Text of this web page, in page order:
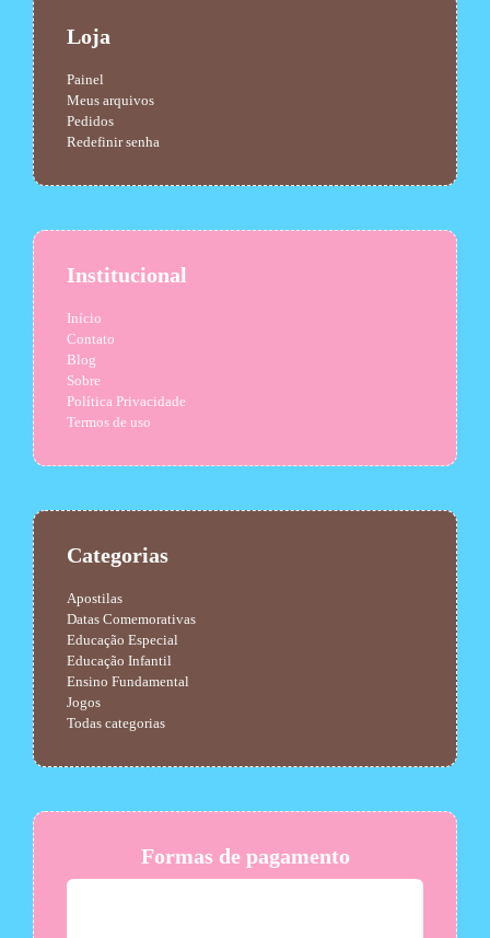
Loja
Painel
Meus arquivos
Pedidos
Redefinir senha
Institucional
Início
Contato
Blog
Sobre
Política Privacidade
Termos de uso
Categorias
Apostilas
Datas Comemorativas
Educação Especial
Educação Infantil
Ensino Fundamental
Jogos
Todas categorias
Formas de pagamento